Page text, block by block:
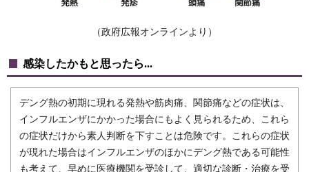
（政府広報オンラインより）
感染したかもと思ったら...
デング熱の初期に現れる発熱や筋肉痛、関節痛などの症状は、
インフルエンザにかかった場合にもよく見られるため、これら
の症状だけから素人判断を下すことは危険です。これらの症状
が現れた場合はインフルエンザのほかにデング熱である可能性
も考えて、早めに医療機関を受診して、適切な診断・治療を受